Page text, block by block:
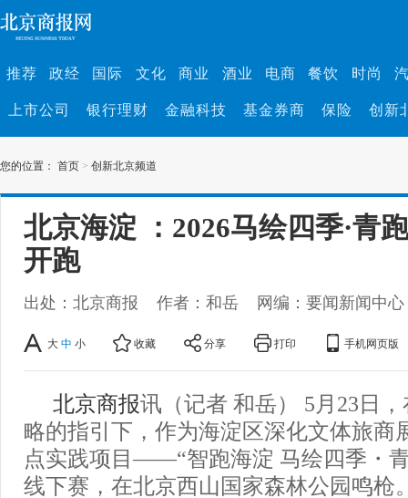
推荐 政经 国际 文化 商业 酒业 电商 餐饮 时尚
上市公司 银行理财 金融科技 基金券商 保险 创新
您的位置： 首页 > 创新北京频道
北京海淀 ：2026马绘四季·青
开跑
出处：北京商报 作者：和岳 网编：要闻新闻中心
大 中 小 收藏 分享 打印 手机网页版
北京商报讯（记者 和岳） 5月23日
略的指引下，作为海淀区深化文体旅商
点实践项目——“智跑海淀 马绘四季・
线下赛，在北京西山国家森林公园鸣枪